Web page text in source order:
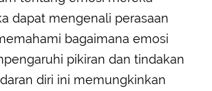
dapat mengenali perasaan
bagaimana emosi
pikiran dan tindakan
diri ini memungkinkan